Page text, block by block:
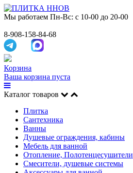
Мы работаем Пн-Вс: с 10-00 до 20-00
8-908-158-84-68
Корзина
Ваша корзина пуста
Каталог товаров
Плитка
Сантехника
Ванны
Душевые ограждения, кабины
Мебель для ванной
Отопление, Полотенцесушители
Смесители, душевые системы